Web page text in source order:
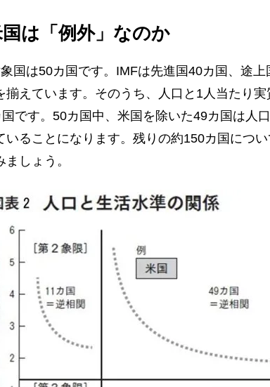
は「例外」なのか
国は50カ国です。IMFは先進国40カ国、途上
揃えています。そのうち、人口と1人当たり
です。50カ国中、米国を除いた49カ国は人
いることになります。残りの約150カ国につ
しょう。